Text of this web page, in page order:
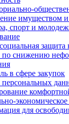
имуществом и
спорт и
защита
снижению
в сфере закупок
персональных
экономическое
для